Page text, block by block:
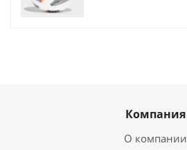
Компания
О компании